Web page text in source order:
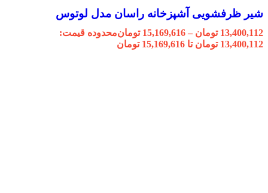
شیر ظرفشویی آشپزخانه راسان مدل لوتوس
13,400,112 تومان –
15,169,616 تومانمحدوده قیمت:
13,400,112 تومان تا 15,169,616 تومان